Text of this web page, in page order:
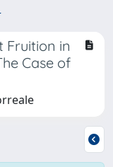
Fruition in
Case of